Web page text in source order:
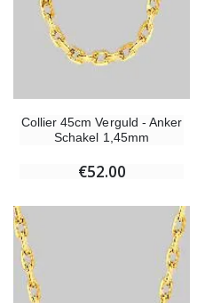
Collier 45cm Verguld - Anker
Schakel 1,45mm
€52.00